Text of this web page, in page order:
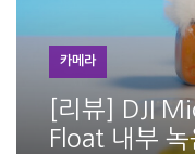
카메라
[리뷰] DJI
Float 내부